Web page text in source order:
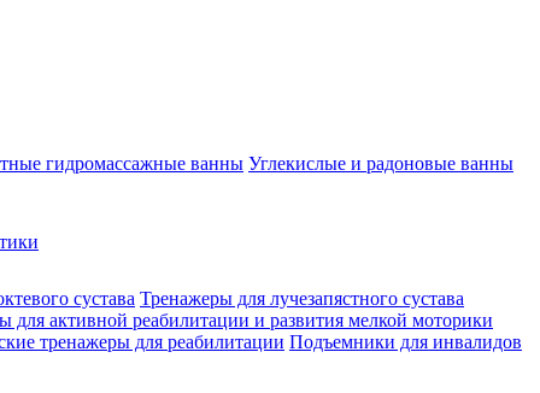
гидромассажные ванны Углекислые и радоновые ванны
сустава Тренажеры для лучезапястного сустава
для активной реабилитации и развития мелкой моторики
тренажеры для реабилитации Подъемники для инвалидов